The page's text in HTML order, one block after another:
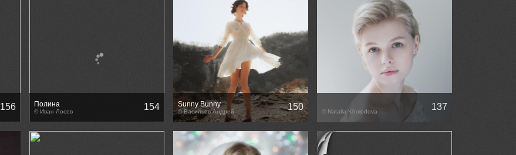
156 Полина
© Иван Лосев 154 Sunny Bunny
© Васильев Андрей 150 © Natalia Kholodova 137